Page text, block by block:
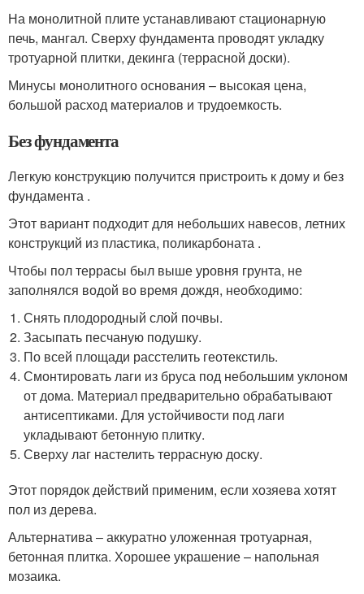
На монолитной плите устанавливают стационарную
печь, мангал. Сверху фундамента проводят укладку
тротуарной плитки, декинга (террасной доски).
Минусы монолитного основания – высокая цена,
большой расход материалов и трудоемкость.
Без фундамента
Легкую конструкцию получится пристроить к дому и без
фундамента .
Этот вариант подходит для небольших навесов, летних
конструкций из пластика, поликарбоната .
Чтобы пол террасы был выше уровня грунта, не
заполнялся водой во время дождя, необходимо:
Снять плодородный слой почвы.
Засыпать песчаную подушку.
По всей площади расстелить геотекстиль.
Смонтировать лаги из бруса под небольшим уклоном
от дома. Материал предварительно обрабатывают
антисептиками. Для устойчивости под лаги
укладывают бетонную плитку.
Сверху лаг настелить террасную доску.
Этот порядок действий применим, если хозяева хотят
пол из дерева.
Альтернатива ‒ аккуратно уложенная тротуарная,
бетонная плитка. Хорошее украшение – напольная
мозаика.